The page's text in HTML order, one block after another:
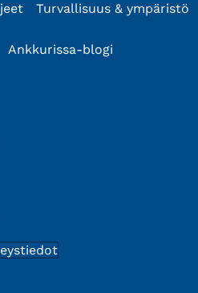
Turvallisuus & ympäristö
Ankkurissa-blogi